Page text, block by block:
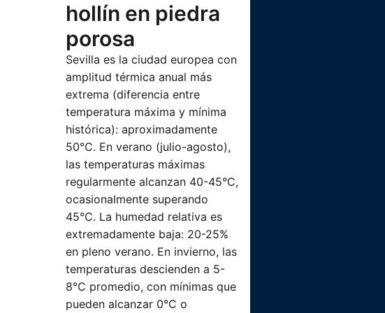
hollín en piedra
porosa
Sevilla es la ciudad europea con
amplitud térmica anual más
extrema (diferencia entre
temperatura máxima y mínima
histórica): aproximadamente
50°C. En verano (julio-agosto),
las temperaturas máximas
regularmente alcanzan 40-45°C,
ocasionalmente superando
45°C. La humedad relativa es
extremadamente baja: 20-25%
en pleno verano. En invierno, las
temperaturas descienden a 5-
8°C promedio, con mínimas que
pueden alcanzar 0°C o